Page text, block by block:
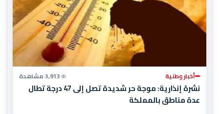
أخبار وطنية 3,913 مشاهدة
نشرة إنذارية: موجة حر شديدة تصل إلى 47 درجة تطال
عدة مناطق بالمملكة